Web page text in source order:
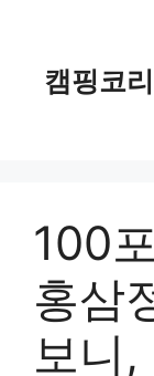
캠핑코
100
홍삼
보니,